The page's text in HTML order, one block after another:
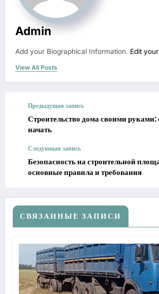
Admin
Add your Biographical Information. Edit
View All Posts
Предыдущая запись
Строительство дома своими руками:
начать
Следующая запись
Безопасность на строительной
основные правила и требования
СВЯЗАННЫЕ ЗАПИСИ